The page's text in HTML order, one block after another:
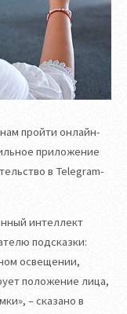
пройти онлайн-
приложение
в Telegram-
интеллект
подсказки:
освещении,
положение лица,
– сказано в